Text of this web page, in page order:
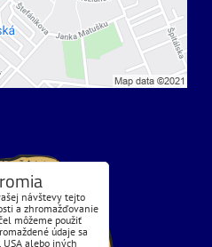
návštevy tejto
a zhromažďovanie
môžeme použiť
údaje sa
alebo iných